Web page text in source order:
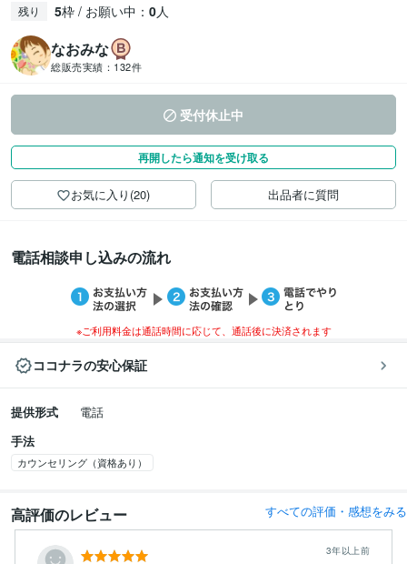
残り 5枠 / お願い中： 0人
なおみな
総販売実績： 132件
受付休止中
再開したら通知を受け取る
お気に入り(20) 出品者に質問
電話相談申し込みの流れ
※ご利用料金は通話時間に応じて、通話後に決済されます
ココナラの安心保証
提供形式
電話
手法
カウンセリング（資格あり）
高評価のレビュー すべての評価・感想をみる
3年以上前